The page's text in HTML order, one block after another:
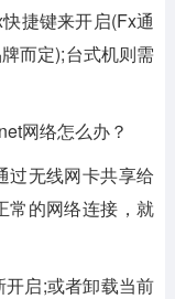
捷键来开启(Fx通
而定);台式机则需
网络怎么办？
过无线网卡共享给
常的网络连接，就
启;或者卸载当前